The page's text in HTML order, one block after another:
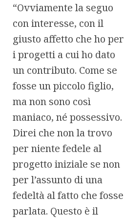
“Ovviamente la seguo
con interesse, con il
giusto affetto che ho per
i progetti a cui ho dato
un contributo. Come se
fosse un piccolo figlio,
ma non sono così
maniaco, né possessivo.
Direi che non la trovo
per niente fedele al
progetto iniziale se non
per l’assunto di una
fedeltà al fatto che fosse
parlata. Questo è il